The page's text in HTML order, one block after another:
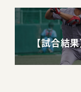
【試合結